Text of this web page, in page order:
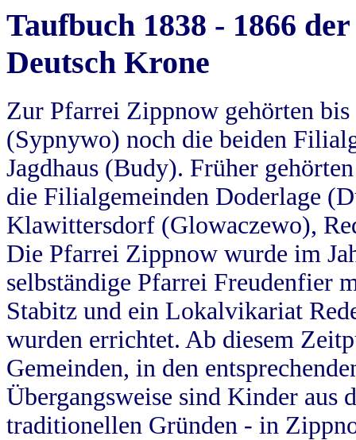
Taufbuch 1838 - 1866
Deutsch Krone
Zur Pfarrei Zippnow gehörten
(Sypnywo) noch die beiden
Jagdhaus (Budy). Früher
die Filialgemeinden Doderlage
Klawittersdorf (Glowaczewo),
Die Pfarrei Zippnow wurde im
selbständige Pfarrei Freudenfier
Stabitz und ein Lokalvikariat
wurden errichtet. Ab diesem
Gemeinden, in den
Übergangsweise sind Kinder aus
traditionellen Gründen - in